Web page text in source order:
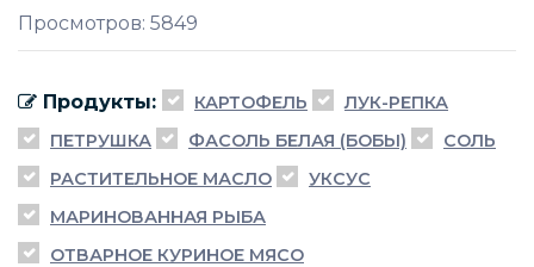
Просмотров: 5849
Продукты: КАРТОФЕЛЬ
ЛУК-РЕПКА
ПЕТРУШКА
ФАСОЛЬ БЕЛАЯ (БОБЫ)
СОЛЬ
РАСТИТЕЛЬНОЕ МАСЛО
УКСУС
МАРИНОВАННАЯ РЫБА
ОТВАРНОЕ КУРИНОЕ МЯСО